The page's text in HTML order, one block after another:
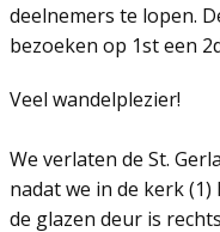
deelnemers te lopen.
bezoeken op 1st een
Veel wandelplezier!
We verlaten de St.
nadat we in de kerk
de glazen deur is